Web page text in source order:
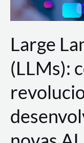
Large
(LLMs):